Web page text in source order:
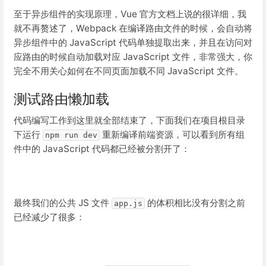
至于异步组件的实现原理，Vue 官方文档上说的很详细，我
就不再赘述了，Webpack 在编译路由文件的时候，会自动将
异步组件中的 JavaScript 代码单独提取出来，并且在访问对
应路由的时候自动加载对应 JavaScript 文件，非常强大，你
完全不用关心如何在不同页面加载不同 JavaScript 文件。
测试路由懒加载
代码编写工作到这里就全部结束了，下面我们在项目根目录
下运行 npm run dev 重新编译前端资源，可以看到所有组
件中的 JavaScript 代码都已经被分割开了：
最终我们的公共 JS 文件 app.js
的体积相比没有分割之前
已经减少了很多：